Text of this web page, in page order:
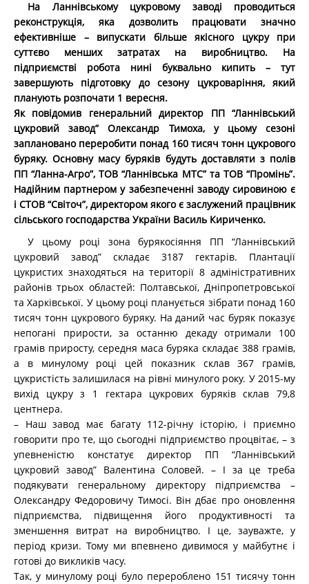
На Ланнівському цукровому заводі проводиться
реконструкція, яка дозволить працювати значно
ефективніше – випускати більше якісного цукру при
суттєво менших затратах на виробництво. На
підприємстві робота нині буквально кипить – тут
завершують підготовку до сезону цукроваріння, який
планують розпочати 1 вересня.
Як повідомив генеральний директор ПП “Ланнівський
цукровий завод” Олександр Тимоха, у цьому сезоні
заплановано переробити понад 160 тисяч тонн цукрового
буряку. Основну масу буряків будуть доставляти з полів
ПП “Ланна-Агро”, ТОВ “Ланнівська МТС” та ТОВ “Промінь”.
Надійним партнером у забезпеченні заводу сировиною є
і СТОВ “Світоч”, директором якого є заслужений працівник
сільського господарства України Василь Кириченко.
У цьому році зона бурякосіяння ПП “Ланнівський
цукровий завод” складає 3187 гектарів. Плантації
цукристих знаходяться на території 8 адміністративних
районів трьох областей: Полтавської, Дніпропетровської
та Харківської. У цьому році планується зібрати понад 160
тисяч тонн цукрового буряку. На даний час буряк показує
непогані прирости, за останню декаду отримали 100
грамів приросту, середня маса буряка складає 388 грамів,
а в минулому році цей показник склав 367 грамів,
цукристість залишилася на рівні минулого року. У 2015-му
вихід цукру з 1 гектара цукрових буряків склав 79,8
центнера.
– Наш завод має багату 112-річну історію, і приємно
говорити про те, що сьогодні підприємство процвітає, – з
упевненістю констатує директор ПП “Ланнівський
цукровий завод” Валентина Соловей. – І за це треба
подякувати генеральному директору підприємства –
Олександру Федоровичу Тимосі. Він дбає про оновлення
підприємства, підвищення його продуктивності та
зменшення витрат на виробництво. І це, зауважте, у
період кризи. Тому ми впевнено дивимося у майбутнє і
готові до викликів часу.
Так, у минулому році було перероблено 151 тисячу тонн